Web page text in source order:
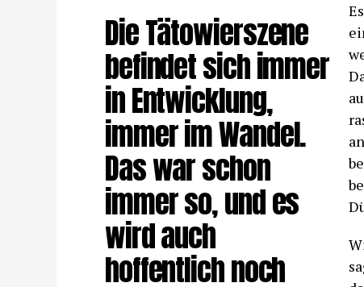
Die Tätowierszene
befindet sich immer
in Entwicklung,
immer im Wandel.
Das war schon
immer so, und es
wird auch
hoffentlich noch